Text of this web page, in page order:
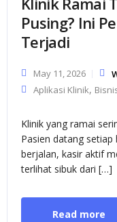
Pusing? Ini
Terjadi
May 11, 2026
Aplikasi Klinik,
Klinik yang ramai
Pasien datang
berjalan, kasir aktif
terlihat sibuk dari […]
Read more